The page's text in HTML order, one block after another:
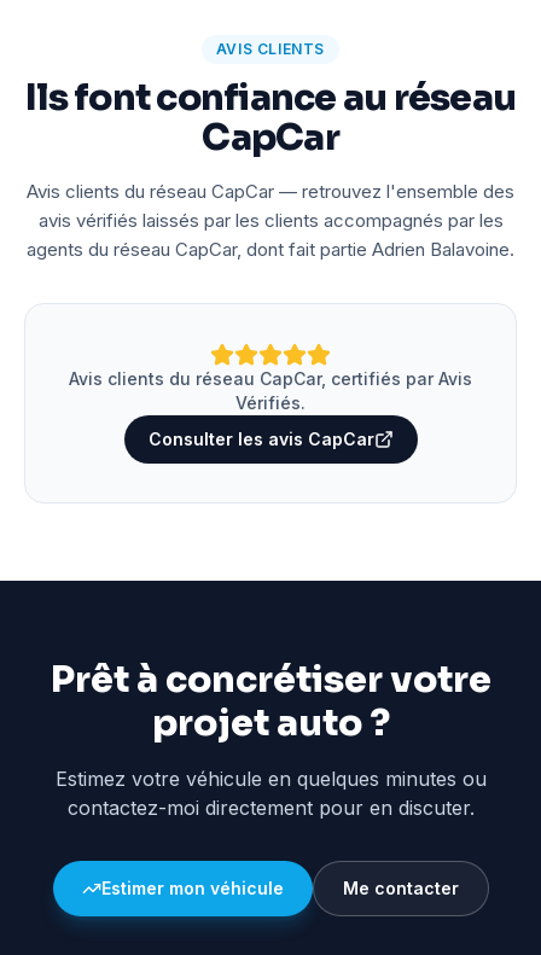
AVIS CLIENTS
Ils font confiance au réseau
CapCar
Avis clients du réseau CapCar — retrouvez l'ensemble des
avis vérifiés laissés par les clients accompagnés par les
agents du réseau CapCar, dont fait partie Adrien Balavoine.
Avis clients du réseau CapCar, certifiés par Avis
Vérifiés.
Consulter les avis CapCar
Prêt à concrétiser votre
projet auto ?
Estimez votre véhicule en quelques minutes ou
contactez-moi directement pour en discuter.
Estimer mon véhicule Me contacter